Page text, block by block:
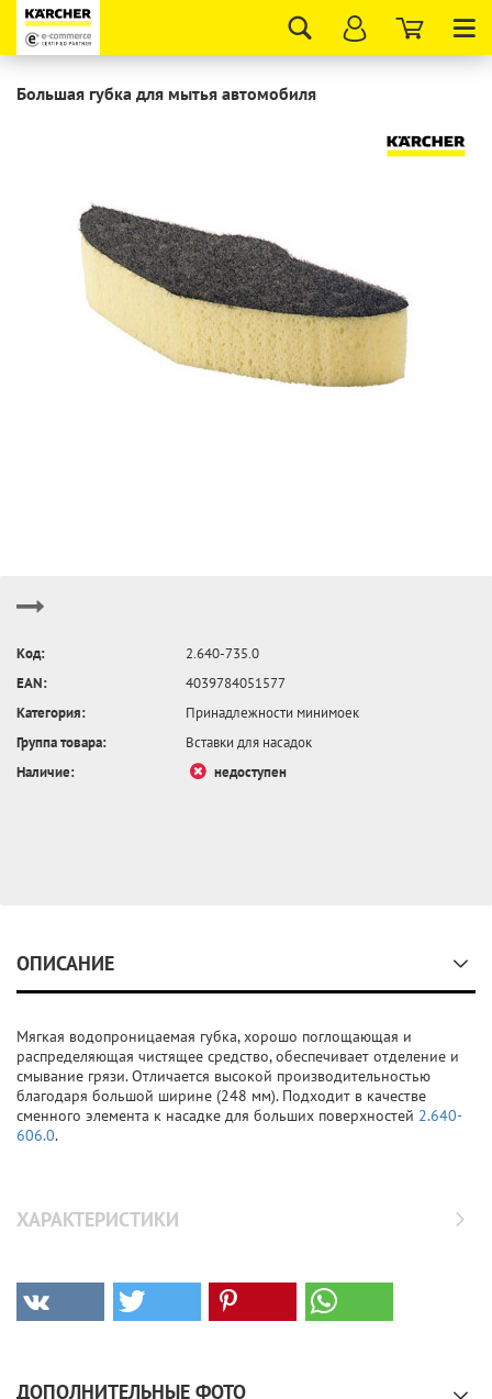
Большая губка для мытья автомобиля
Код:
2.640-735.0
EAN:
4039784051577
Категория:
Принадлежности минимоек
Группа товара:
Вставки для насадок
Наличие:
недоступен
ОПИСАНИЕ
Мягкая водопроницаемая губка, хорошо поглощающая и
распределяющая чистящее средство, обеспечивает отделение и
смывание грязи. Отличается высокой производительностью
благодаря большой ширине (248 мм). Подходит в качестве
сменного элемента к насадке для больших поверхностей 2.640-
606.0.
ХАРАКТЕРИСТИКИ
ДОПОЛНИТЕЛЬНЫЕ ФОТО